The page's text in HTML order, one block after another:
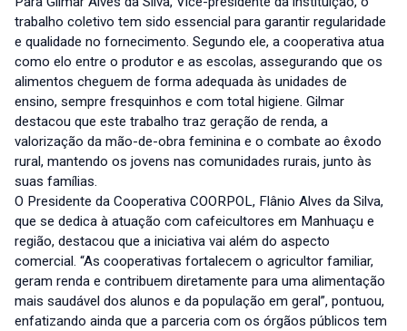
trabalho coletivo tem sido essencial para garantir regularidade
e qualidade no fornecimento. Segundo ele, a cooperativa atua
como elo entre o produtor e as escolas, assegurando que os
alimentos cheguem de forma adequada às unidades de
ensino, sempre fresquinhos e com total higiene. Gilmar
destacou que este trabalho traz geração de renda, a
valorização da mão-de-obra feminina e o combate ao êxodo
rural, mantendo os jovens nas comunidades rurais, junto às
suas famílias.
O Presidente da Cooperativa COORPOL, Flânio Alves da Silva,
que se dedica à atuação com cafeicultores em Manhuaçu e
região, destacou que a iniciativa vai além do aspecto
comercial. “As cooperativas fortalecem o agricultor familiar,
geram renda e contribuem diretamente para uma alimentação
mais saudável dos alunos e da população em geral”, pontuou,
enfatizando ainda que a parceria com os órgãos públicos tem